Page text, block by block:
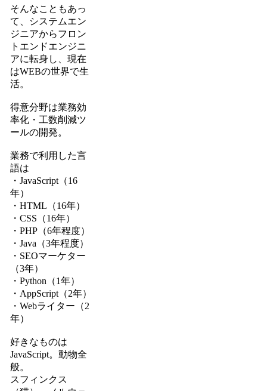
そんなこともあっ
て、システムエン
ジニアからフロン
トエンドエンジニ
アに転身し、現在
はWEBの世界で生
活。
得意分野は業務効
率化・工数削減ツ
ールの開発。
業務で利用した言
語は
・JavaScript（16
年）
・HTML（16年）
・CSS（16年）
・PHP（6年程度）
・Java（3年程度）
・SEOマーケター
（3年）
・Python（1年）
・AppScript（2年）
・Webライター（2
年）
好きなものは
JavaScript。動物全
般。
スフィンクス